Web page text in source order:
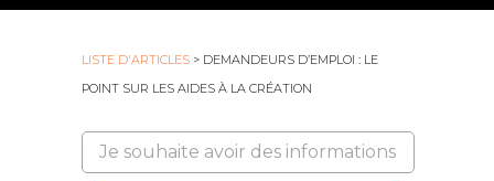
LISTE D'ARTICLES > DEMANDEURS D’EMPLOI : LE
POINT SUR LES AIDES À LA CRÉATION